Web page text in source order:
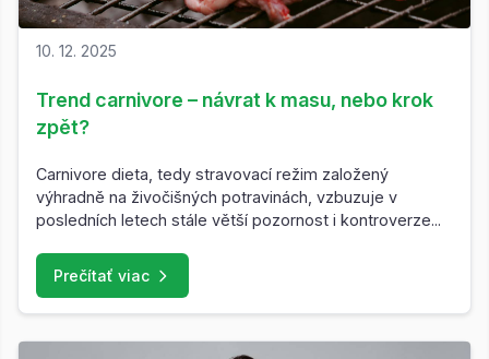
10. 12. 2025
Trend carnivore – návrat k masu, nebo krok
zpět?
Carnivore dieta, tedy stravovací režim založený
výhradně na živočišných potravinách, vzbuzuje v
posledních letech stále větší pozornost i kontroverze...
Prečítať viac